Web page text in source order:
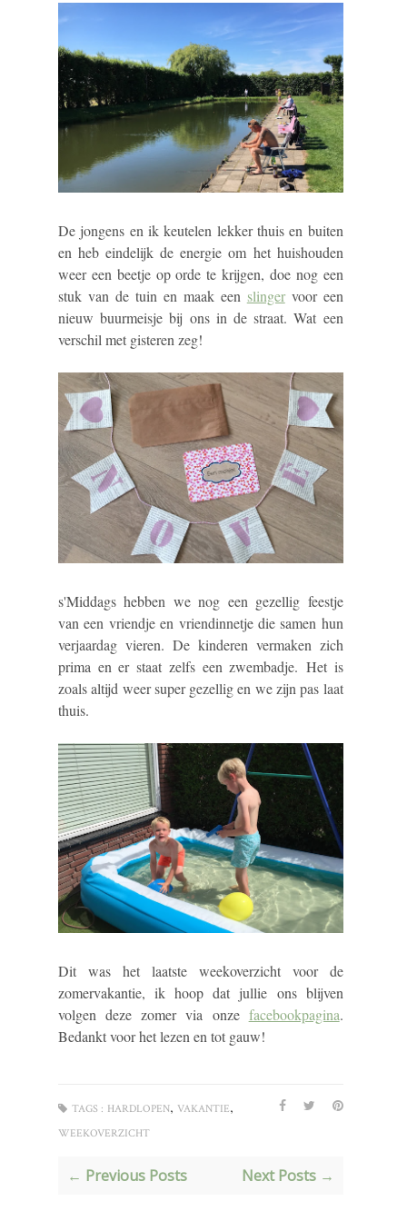
De jongens en ik keutelen lekker thuis en buiten
en heb eindelijk de energie om het huishouden
weer een beetje op orde te krijgen, doe nog een
stuk van de tuin en maak een slingervoor een
nieuw buurmeisje bij ons in de straat. Wat een
verschil met gisteren zeg!
s'Middags hebben we nog een gezellig feestje
van een vriendje en vriendinnetje die samen hun
verjaardag vieren. De kinderen vermaken zich
prima en er staat zelfs een zwembadje. Het is
zoals altijd weer super gezellig en we zijn pas laat
thuis.
Dit was het laatste weekoverzicht voor de
zomervakantie, ik hoop dat jullie ons blijven
volgen deze zomer via onze facebookpagina.
Bedankt voor het lezen en tot gauw!
TAGS : HARDLOPEN, VAKANTIE,
WEEKOVERZICHT
← Previous Posts Next Posts →